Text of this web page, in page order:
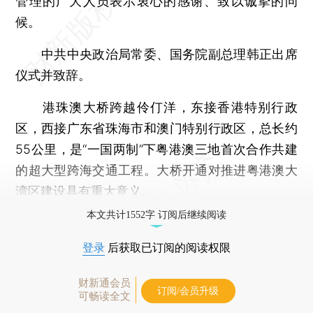
候。
中共中央政治局常委、国务院副总理韩正出席
仪式并致辞。
港珠澳大桥跨越伶仃洋，东接香港特别行政
区，西接广东省珠海市和澳门特别行政区，总长约
55公里，是“一国两制”下粤港澳三地首次合作共建
的超大型跨海交通工程。大桥开通对推进粤港澳大
湾区建设具有重大意义。
本文共计1552字 订阅后继续阅读
登录 后获取已订阅的阅读权限
财新通会员
可畅读全文
订阅/会员升级